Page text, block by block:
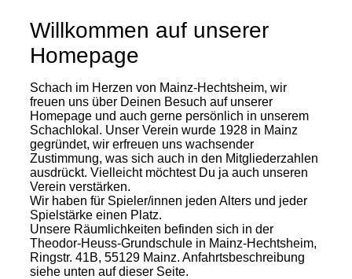
Willkommen auf unserer
Homepage
Schach im Herzen von Mainz-Hechtsheim, wir
freuen uns über Deinen Besuch auf unserer
Homepage und auch gerne persönlich in unserem
Schachlokal. Unser Verein wurde 1928 in Mainz
gegründet, wir erfreuen uns wachsender
Zustimmung, was sich auch in den Mitgliederzahlen
ausdrückt. Vielleicht möchtest Du ja auch unseren
Verein verstärken.
Wir haben für Spieler/innen jeden Alters und jeder
Spielstärke einen Platz.
Unsere Räumlichkeiten befinden sich in der
Theodor-Heuss-Grundschule in Mainz-Hechtsheim,
Ringstr. 41B, 55129 Mainz. Anfahrtsbeschreibung
siehe unten auf dieser Seite.